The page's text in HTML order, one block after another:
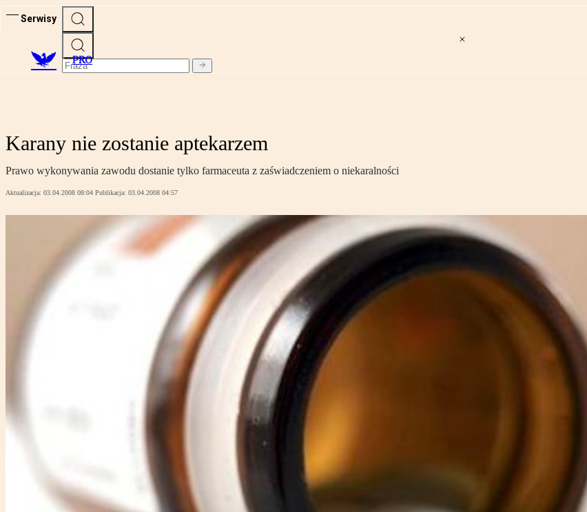
Serwisy
PRO
Karany nie zostanie aptekarzem
Prawo wykonywania zawodu dostanie tylko farmaceuta z zaświadczeniem o niekaralności
Aktualizacja: 03.04.2008 08:04 Publikacja: 03.04.2008 04:57